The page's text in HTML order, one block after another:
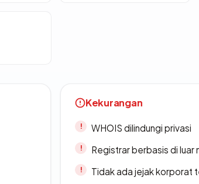
Kekurangan
WHOIS dilindungi privasi
Registrar berbasis di luar
Tidak ada jejak korporat